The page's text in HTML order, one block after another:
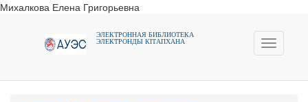
Михалкова Елена Григорьевна
Toggle
ЭЛЕКТРОННАЯ БИБЛИОТЕКА
ЭЛЕКТРОНДЫ КIТАПХАНА